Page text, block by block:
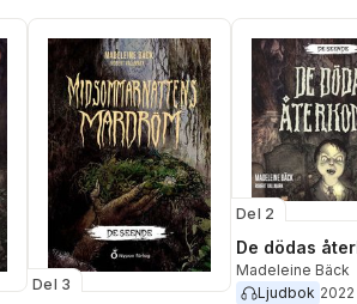
Del 3
Del 2
De dödas
Madeleine Bäck
Ljudbok 2022